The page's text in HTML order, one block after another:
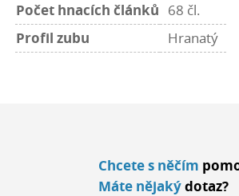
Počet hnacích článků 68 čl.
Profil zubu
Hranatý
Chcete s něčím
Máte nějakýdotaz?